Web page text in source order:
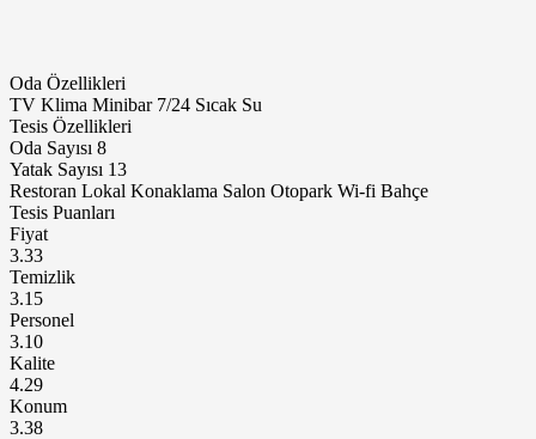
Oda Özellikleri
TV Klima Minibar 7/24 Sıcak Su
Tesis Özellikleri
Oda Sayısı 8
Yatak Sayısı 13
Restoran Lokal Konaklama Salon Otopark Wi-fi Bahçe
Tesis Puanları
Fiyat
3.33
Temizlik
3.15
Personel
3.10
Kalite
4.29
Konum
3.38